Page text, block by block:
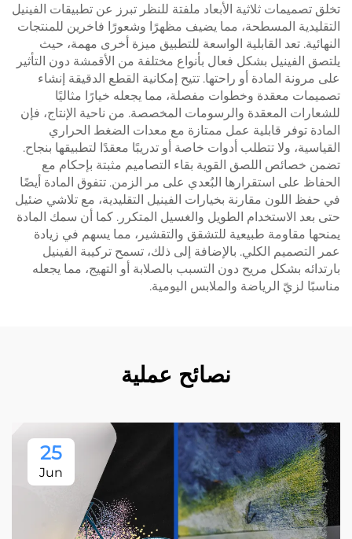
تخلق تصميمات ثلاثية الأبعاد ملفتة للنظر تبرز عن تطبيقات الفينيل
التقليدية المسطحة، مما يضيف مظهرًا وشعورًا فاخرين للمنتجات
النهائية. تعد القابلية الواسعة للتطبيق ميزة أخرى مهمة، حيث
يلتصق الفينيل بشكل فعال بأنواع مختلفة من الأقمشة دون التأثير
على مرونة المادة أو راحتها. تتيح إمكانية القطع الدقيقة إنشاء
تصميمات معقدة وخطوات مفصلة، مما يجعله خيارًا مثاليًا
للشعارات المعقدة والرسومات المخصصة. من ناحية الإنتاج، فإن
المادة توفر قابلية عمل ممتازة مع معدات الضغط الحراري
القياسية، ولا تتطلب أدوات خاصة أو تدريبًا معقدًا لتطبيقها بنجاح.
تضمن خصائص اللصق القوية بقاء التصاميم مثبتة بإحكام مع
الحفاظ على استقرارها البُعدي على مر الزمن. تتفوق المادة أيضًا
في حفظ اللون مقارنة بخيارات الفينيل التقليدية، مع تلاشي ضئيل
حتى بعد الاستخدام الطويل والغسيل المتكرر. كما أن سمك المادة
يمنحها مقاومة طبيعية للتشقق والتقشير، مما يسهم في زيادة
عمر التصميم الكلي. بالإضافة إلى ذلك، تسمح تركيبة الفينيل
بارتدائه بشكل مريح دون التسبب بالصلابة أو التهيج، مما يجعله
مناسبًا لزيّ الرياضة والملابس اليومية.
نصائح عملية
25
Jun